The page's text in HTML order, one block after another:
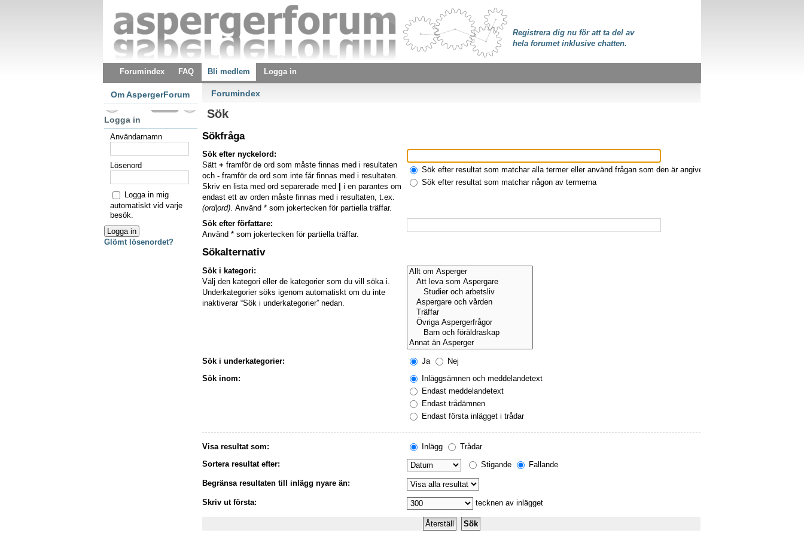
Registrera dig nu för att ta del av
hela forumet inklusive chatten.
Forumindex FAQ Bli medlem Logga in
Forumindex
Sök
Sökfråga
Sök efter nyckelord:
Sätt + framför de ord som måste finnas med i resultaten
och - framför de ord som inte får finnas med i resultaten.
Skriv en lista med ord separerade med
i en parantes om
endast ett av orden måste finnas med i resultaten, t.ex.
(ord|ord) . Använd * som jokertecken för partiella träffar.
Sök efter resultat som matchar alla termer eller använd frågan som den är angiven
Sök efter resultat som matchar någon av termerna
Sök efter författare:
Använd * som jokertecken för partiella träffar.
Sökalternativ
Sök i kategori:
Välj den kategori eller de kategorier som du vill söka i.
Underkategorier söks igenom automatiskt om du inte
inaktiverar “Sök i underkategorier” nedan.
Sök i underkategorier: Ja
Nej
Sök inom:
Inläggsämnen och meddelandetext
Endast meddelandetext
Endast trådämnen
Endast första inlägget i trådar
Visa resultat som: Inlägg
Trådar
Sortera resultat efter:
Stigande Fallande
Begränsa resultaten till inlägg nyare än:
Skriv ut första: tecknen av inlägget
Om AspergerForum
Logga in
Användarnamn
Lösenord
Logga in mig
automatiskt vid varje
besök.
Glömt lösenordet?